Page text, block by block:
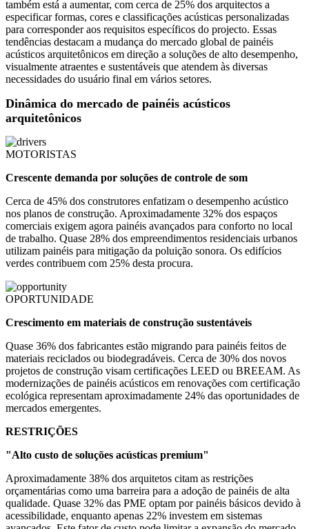
também está a aumentar, com cerca de 25% dos arquitectos a
especificar formas, cores e classificações acústicas personalizadas
para corresponder aos requisitos específicos do projecto. Essas
tendências destacam a mudança do mercado global de painéis
acústicos arquitetônicos em direção a soluções de alto desempenho,
visualmente atraentes e sustentáveis ​​que atendem às diversas
necessidades do usuário final em vários setores.
Dinâmica do mercado de painéis acústicos
arquitetônicos
MOTORISTAS
Crescente demanda por soluções de controle de som
Cerca de 45% dos construtores enfatizam o desempenho acústico
nos planos de construção. Aproximadamente 32% dos espaços
comerciais exigem agora painéis avançados para conforto no local
de trabalho. Quase 28% dos empreendimentos residenciais urbanos
utilizam painéis para mitigação da poluição sonora. Os edifícios
verdes contribuem com 25% desta procura.
OPORTUNIDADE
Crescimento em materiais de construção sustentáveis
Quase 36% dos fabricantes estão migrando para painéis feitos de
materiais reciclados ou biodegradáveis. Cerca de 30% dos novos
projetos de construção visam certificações LEED ou BREEAM. As
modernizações de painéis acústicos em renovações com certificação
ecológica representam aproximadamente 24% das oportunidades de
mercados emergentes.
RESTRIÇÕES
"Alto custo de soluções acústicas premium"
Aproximadamente 38% dos arquitetos citam as restrições
orçamentárias como uma barreira para a adoção de painéis de alta
qualidade. Quase 32% das PME optam por painéis básicos devido à
acessibilidade, enquanto apenas 22% investem em sistemas